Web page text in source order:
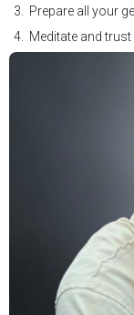
3. Prepare all your
4. Meditate and
for self doubt.
5. Conduct yourself
championship fight.
6. It's ok to make a
make a call, make it
Know that it is not
fairness for the
what Tony Weeks
encapsulates it
#professionalboxing
#proboxingreferee
#Tonyweeks